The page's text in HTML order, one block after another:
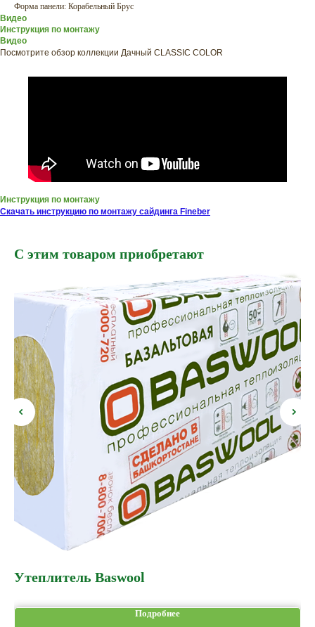
Форма панели: Корабельный Брус
Видео
Инструкция по монтажу
Видео
Посмотрите обзор коллекции Дачный CLASSIC COLOR
Инструкция по монтажу
Скачать инструкцию по монтажу сайдинга Fineber
С этим товаром приобретают
Утеплитель Baswool
Подробнее
ХОТИТЕ
ПРИЦЕНИТЬСЯ?
Узнайте примерную
стоимость фасада
прямо сейчас